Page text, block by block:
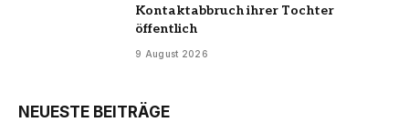
Kontaktabbruch ihrer Tochter
öffentlich
9 August 2026
NEUESTE BEITRÄGE